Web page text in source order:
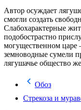
Автор осуждает
смогли создать
Слабохарактерные
подобострастно
могущественном царе
земноводные сумели
лягушачье общество
Обоз
Стрекоза и